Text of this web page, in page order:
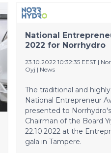
johtavat yritykset
datan merkityksestä
Osallistujat pääsevät
alan nykysuuntauksiin,
kansainvälisellä
tapahtumaan.
National
2022 for Norrhydro
23.10.2022 10:32:35 EEST |
Oyj | News
The traditional and
National Entrepreneur
presented to
Chairman of the Board
22.10.2022 at the
gala in Tampere.